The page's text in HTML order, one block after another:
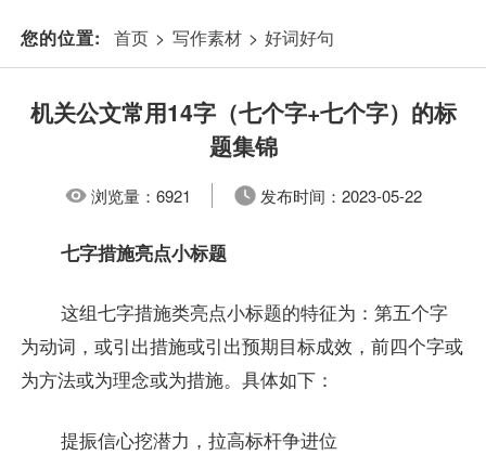
您的位置: 首页 > 写作素材 > 好词好句
机关公文常用14字（七个字+七个字）的标
题集锦
浏览量：6921 发布时间： 2023-05-22
七字措施亮点小标题
这组七字措施类亮点小标题的特征为：第五个字
为动词，或引出措施或引出预期目标成效，前四个字或
为方法或为理念或为措施。具体如下：
提振信心挖潜力，拉高标杆争进位